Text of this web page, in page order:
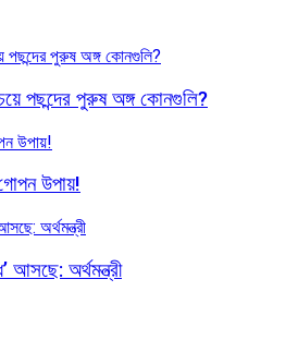
পছন্দের পুরুষ অঙ্গ কোনগুলি?
উপায়!
আসছে: অর্থমন্ত্রী